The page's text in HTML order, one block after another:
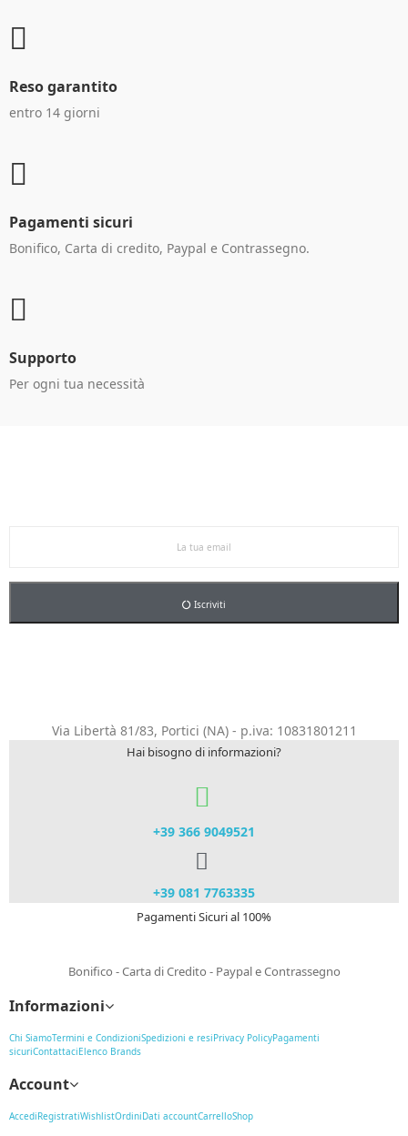
Reso garantito
entro 14 giorni
Pagamenti sicuri
Bonifico, Carta di credito, Paypal e Contrassegno.
Supporto
Per ogni tua necessità
Iscriviti
Via Libertà 81/83, Portici (NA) - p.iva: 10831801211
Hai bisogno di informazioni?
+39 366 9049521​
+39 081 7763335
Pagamenti Sicuri al 100%
Bonifico - Carta di Credito - Paypal e Contrassegno
Informazioni
Chi SiamoTermini e CondizioniSpedizioni e resiPrivacy PolicyPagamenti
sicuriContattaciElenco Brands
Account
AccediRegistratiWishlistOrdiniDati accountCarrelloShop